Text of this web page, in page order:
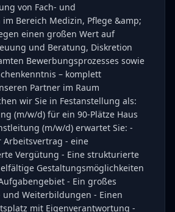
von Fach- und
Bereich Medizin, Pflege &amp;
einen großen Wert auf
und Beratung, Diskretion
Bewerbungsprozesses sowie
– komplett
Partner im Raum
wir Sie in Festanstellung als:
(m/w/d) für ein 90-Plätze Haus
(m/w/d) erwartet Sie: -
Arbeitsvertrag - eine
Vergütung - Eine strukturierte
Gestaltungsmöglichkeiten
- Ein großes
und Weiterbildungen - Einen
mit Eigenverantwortung -